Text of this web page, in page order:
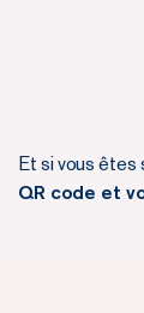
Et si vous êtes
QR code et